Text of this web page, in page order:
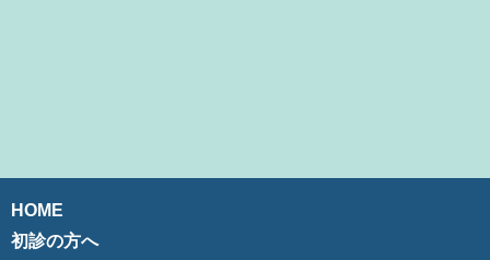
HOME
初診の方へ